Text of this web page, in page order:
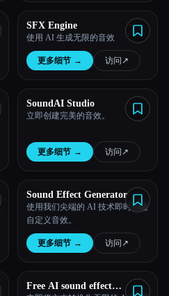
SFX Engine
使用 AI 生成无限的音效
更多细节 → 访问 ↗︎
SoundAI Studio
立即创建完美的音效。
更多细节 → 访问 ↗︎
Sound Effect Generator
使用我们尖端的 AI 技术即时创建
自定义音效。
更多细节 → 访问 ↗︎
Free AI sound effect